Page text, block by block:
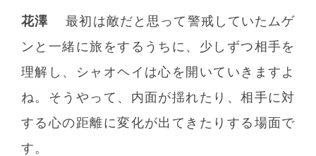
花澤
最初は敵だと思って警戒していたムゲ
ンと一緒に旅をするうちに、少しずつ相手を
理解し、シャオヘイは心を開いていきますよ
ね。そうやって、内面が揺れたり、相手に対
する心の距離に変化が出てきたりする場面で
す。